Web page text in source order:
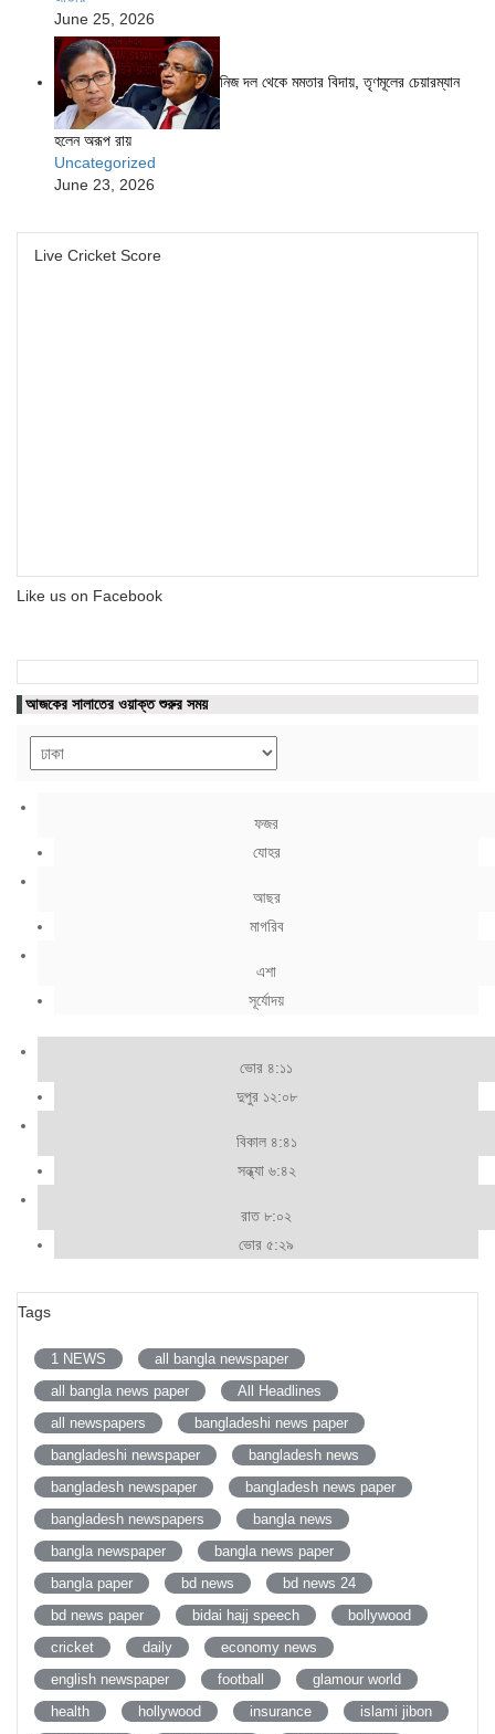
June 25, 2026
নিজ দল থেকে মমতার বিদায়, তৃণমূলের চেয়ারম্যান
হলেন অরূপ রায়
Uncategorized
June 23, 2026
Live Cricket Score
Like us on Facebook
আজকের সালাতের ওয়াক্ত শুরুর সময়
ফজর
যোহর
আছর
মাগরিব
এশা
সূর্যোদয়
ভোর ৪:১১
দুপুর ১২:০৮
বিকাল ৪:৪১
সন্ধ্যা ৬:৪২
রাত ৮:০২
ভোর ৫:২৯
Tags
1 NEWS
all bangla newspaper
all bangla news paper
All Headlines
all newspapers
bangladeshi news paper
bangladeshi newspaper
bangladesh news
bangladesh newspaper
bangladesh news paper
bangladesh newspapers
bangla news
bangla newspaper
bangla news paper
bangla paper
bd news
bd news 24
bd news paper
bidai hajj speech
bollywood
cricket
daily
economy news
english newspaper
football
glamour world
health
hollywood insurance
islami jibon